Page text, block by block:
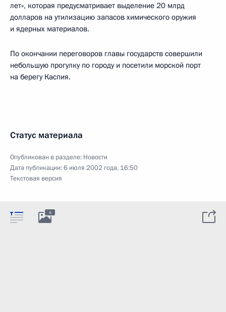
лет», которая предусматривает выделение 20 млрд
долларов на утилизацию запасов химического оружия
и ядерных материалов.
По окончании переговоров главы государств совершили
небольшую прогулку по городу и посетили морской порт
на берегу Каспия.
Статус материала
Опубликован в разделе: Новости
Дата публикации:6 июля 2002 года, 16:50
Текстовая версия
4